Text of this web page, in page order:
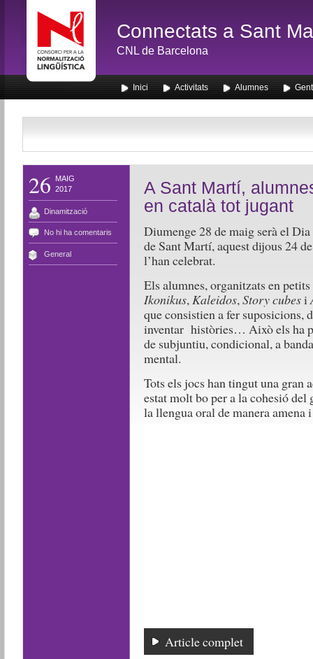
Connectats a Sant
CNL de Barcelona
Inici Activitats Alumnes
26
MAIG
2017
Dinamització
No hi ha comentaris
General
A Sant Martí,
en català tot jugant
Diumenge 28 de maig serà el
de Sant Martí, aquest dijous 24
l’han celebrat.
Els alumnes, organitzats en
Ikonikus,Kaleidos,Story cubesi
que consistien a fer suposicions,
inventar històries… Això els ha
de subjuntiu, condicional, a
mental.
Tots els jocs han tingut una gran
estat molt bo per a la cohesió
la llengua oral de manera amena
Article complet